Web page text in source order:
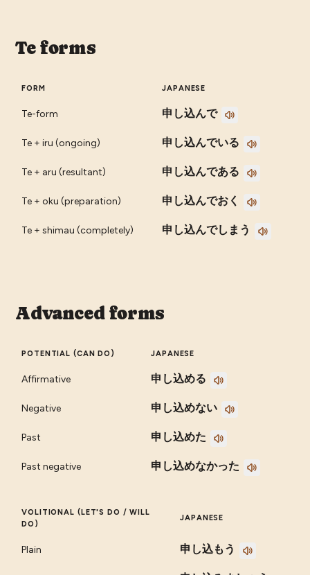
Te forms
FORM JAPANESE
Te-form 申し込んで
Te + iru (ongoing) 申し込んでいる
Te + aru (resultant) 申し込んである
Te + oku (preparation) 申し込んでおく
Te + shimau (completely) 申し込んでしまう
Advanced forms
POTENTIAL (CAN DO) JAPANESE
Affirmative 申し込める
Negative 申し込めない
Past 申し込めた
Past negative 申し込めなかった
VOLITIONAL (LET'S DO / WILL
DO)
JAPANESE
Plain 申し込もう